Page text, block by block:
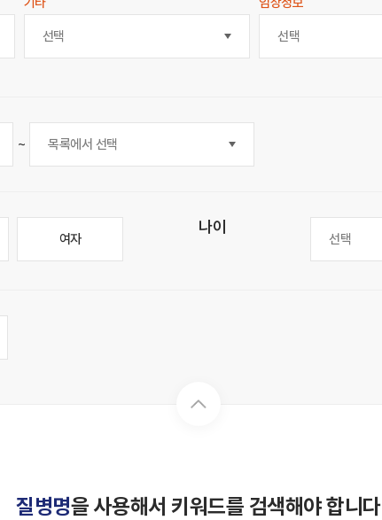
선택 선택
~
여자
나이
선택
질병명을 사용해서 키워드를 검색해야 합니다